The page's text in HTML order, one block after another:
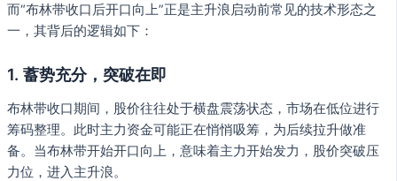
而“布林带收口后开口向上”正是主升浪启动前常见的技术形态之
一，其背后的逻辑如下：
1. 蓄势充分，突破在即
布林带收口期间，股价往往处于横盘震荡状态，市场在低位进行
筹码整理。此时主力资金可能正在悄悄吸筹，为后续拉升做准
备。当布林带开始开口向上，意味着主力开始发力，股价突破压
力位，进入主升浪。